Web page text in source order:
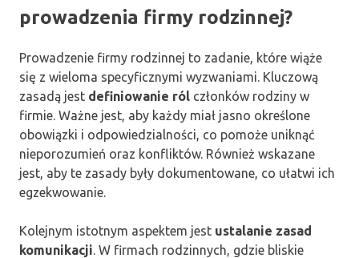
prowadzenia firmy rodzinnej?
Prowadzenie firmy rodzinnej to zadanie, które wiąże
się z wieloma specyficznymi wyzwaniami. Kluczową
zasadą jest definiowanie ról członków rodziny w
firmie. Ważne jest, aby każdy miał jasno określone
obowiązki i odpowiedzialności, co pomoże uniknąć
nieporozumień oraz konfliktów. Również wskazane
jest, aby te zasady były dokumentowane, co ułatwi ich
egzekwowanie.
Kolejnym istotnym aspektem jest ustalanie zasad
komunikacji. W firmach rodzinnych, gdzie bliskie